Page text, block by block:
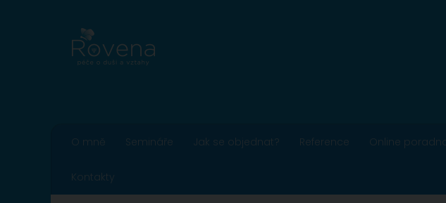
O mně Semináře Jak se objednat? Reference Online
Kontakty